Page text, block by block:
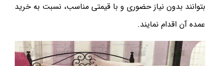
بتوانند بدون نیاز حضوری و با قیمتی مناسب، نسبت به خرید
عمده آن اقدام نمایند.